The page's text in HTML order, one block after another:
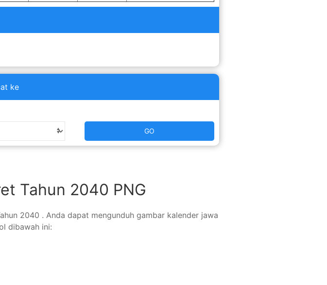
ke
GO
Tahun 2040 PNG
2040 . Anda dapat mengunduh gambar kalender jawa
dibawah ini: